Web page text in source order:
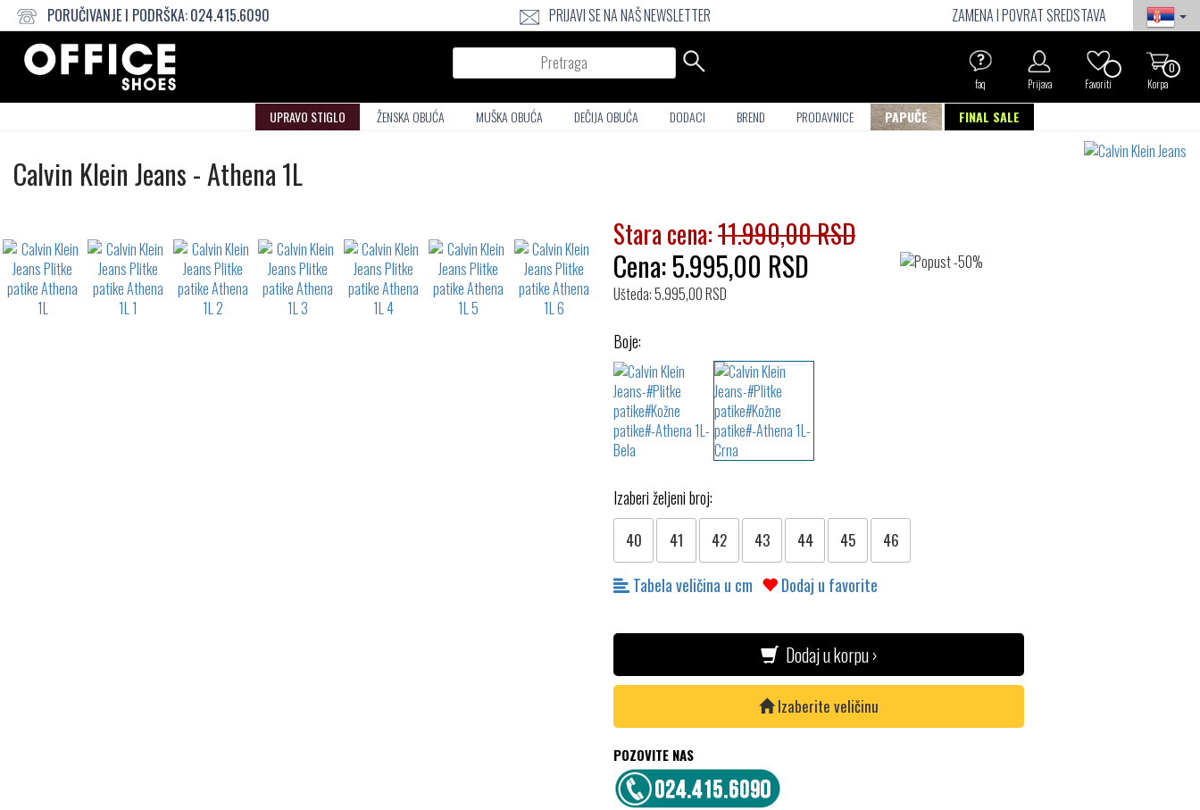
PORUČIVANJE I PODRŠKA:024.415.6090 PRIJAVI SE NA NAŠ NEWSLETTER
ZAMENA I POVRAT SREDSTAVA
Pretraga
0
Korpa
Favoriti
Prijava
faq
UPRAVO STIGLO ŽENSKA OBUĆA MUŠKA OBUĆA DEČIJA OBUĆA DODACI BREND PRODAVNICE PAPUČE FINAL SALE
Calvin Klein Jeans Plitke
-Athena 1L
waterrepellent Stara cena:11.990,00 RSD
Cena:5.995,00 RSD
Ušteda: 5.995,00 RSD
Boje:
Izaberi željeni broj:
40 41 42 43 44 45 46
Tabela veličina u cm Dodaj u favorite
Dodaj u korpu ›
Izaberite veličinu
POZOVITE NAS